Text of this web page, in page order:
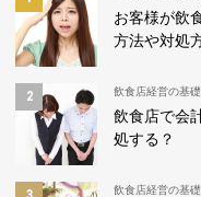
お客様が飲
方法や対処
飲食店経営の基
飲食店で会
処する？
飲食店経営の基